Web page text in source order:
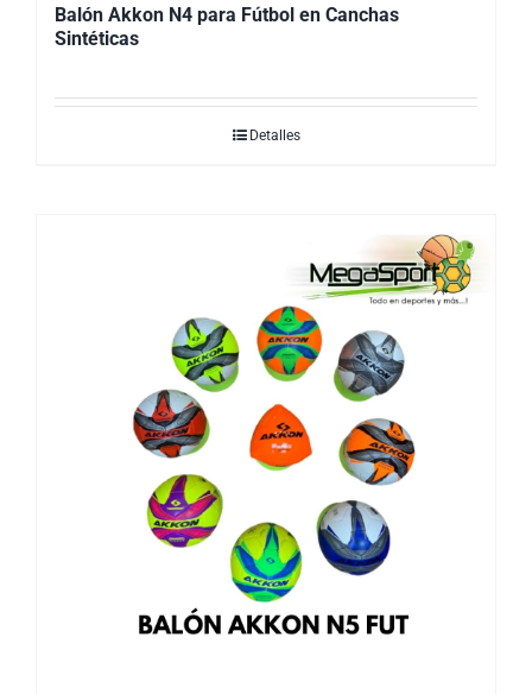
Balón Akkon N4 para Fútbol en Canchas
Sintéticas
Detalles